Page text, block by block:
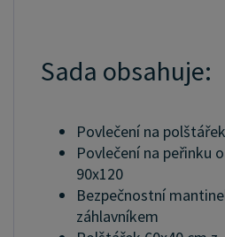
Sada obsahuje:
Povlečení na
Povlečení na peřinku
90x120
Bezpečnostní
záhlavníkem